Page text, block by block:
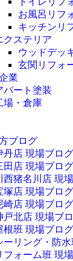
お風呂リフ
キッチンリ
クステリア
ウッドデッ
玄関リフォ
業
パート塗装
場・倉庫
ブログ
丹店 現場ブログ
田店 現場ブログ
西猪名川店 現
塚店 現場ブログ
崎店 現場ブログ
戸北店 現場ブ
根班 現場ブログ
ーリング・防
フォーム班 現